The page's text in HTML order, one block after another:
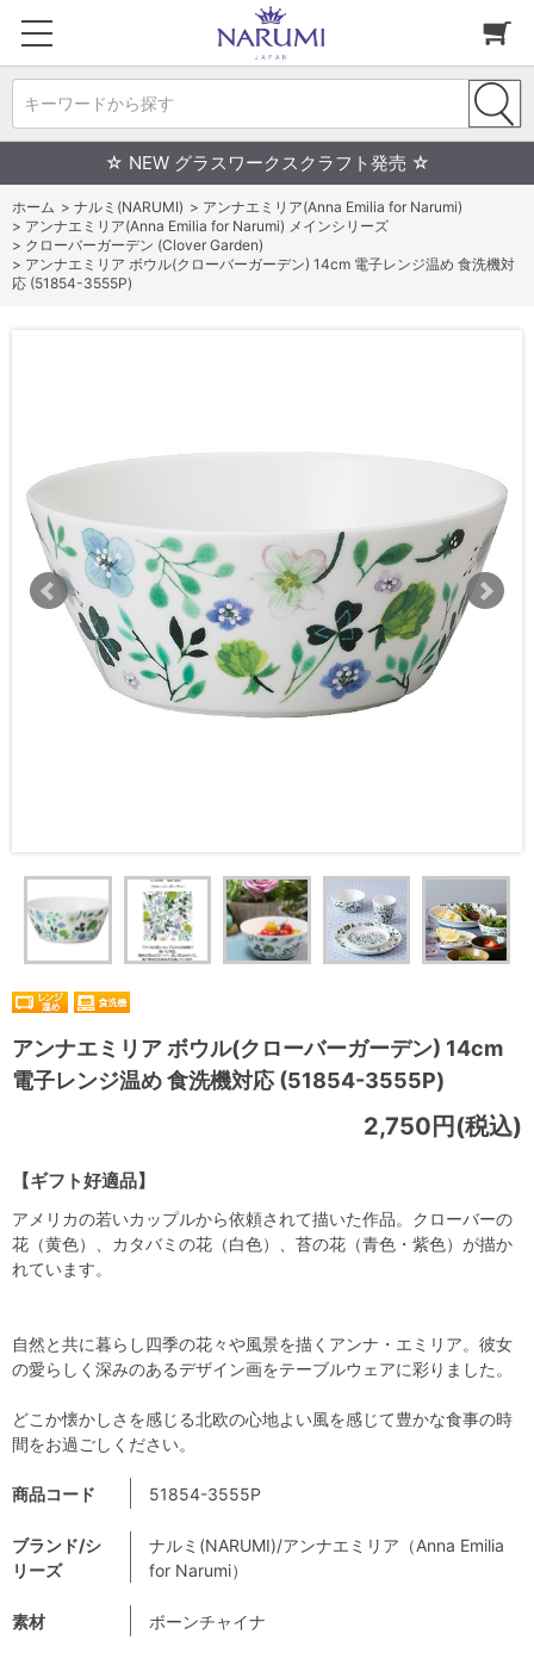
キーワードから探す
☆ NEW グラスワークスクラフト発売 ☆
ホーム > ナルミ(NARUMI) > アンナエミリア(Anna Emilia for Narumi)
> アンナエミリア(Anna Emilia for Narumi) メインシリーズ
> クローバーガーデン (Clover Garden)
> アンナエミリア ボウル(クローバーガーデン) 14cm 電子レンジ温め 食洗機対
応 (51854-3555P)
アンナエミリア ボウル(クローバーガーデン) 14cm
電子レンジ温め 食洗機対応 (51854-3555P)
【ギフト好適品】
2,750円(税込)
商品コード 51854-3555P
ブランド/シ
リーズ
ナルミ(NARUMI)/アンナエミリア（Anna Emilia
for Narumi）
素材 ボーンチャイナ
アメリカの若いカップルから依頼されて描いた作品。クローバーの
花（黄色）、カタバミの花（白色）、苔の花（青色・紫色）が描か
れています。
自然と共に暮らし四季の花々や風景を描くアンナ・エミリア。彼女
の愛らしく深みのあるデザイン画をテーブルウェアに彩りました。
どこか懐かしさを感じる北欧の心地よい風を感じて豊かな食事の時
間をお過ごしください。